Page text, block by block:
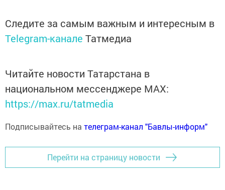
Следите за самым важным и интересным в
Telegram-канале Татмедиа
Читайте новости Татарстана в
национальном мессенджере MАХ:
https://max.ru/tatmedia
Подписывайтесь на телеграм-канал "Бавлы-информ"
Перейти на страницу новости